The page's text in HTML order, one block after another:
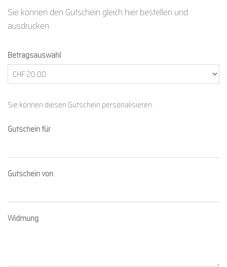
Sie können den Gutschein gleich hier bestellen und
ausdrucken.
Betragsauswahl
Sie können diesen Gutschein personalisieren.
Gutschein für
Gutschein von
Widmung